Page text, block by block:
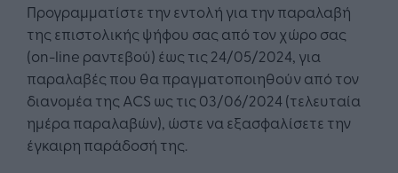
Προγραμματίστε την εντολή για την παραλαβή
της επιστολικής ψήφου σας από τον χώρο σας
(on-line ραντεβού) έως τις 24/05/2024, για
παραλαβές που θα πραγματοποιηθούν από τον
διανομέα της ACS ως τις 03/06/2024 (τελευταία
ημέρα παραλαβών), ώστε να εξασφαλίσετε την
έγκαιρη παράδοσή της.